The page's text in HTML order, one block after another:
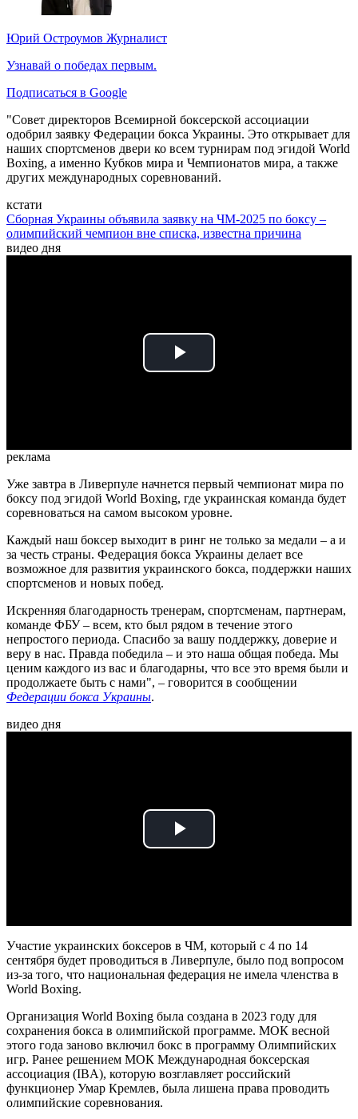
Юрий Остроумов Журналист
Узнавай о победах первым.
Подписаться в Google
"Совет директоров Всемирной боксерской ассоциации
одобрил заявку Федерации бокса Украины. Это открывает для
наших спортсменов двери ко всем турнирам под эгидой World
Boxing, а именно Кубков мира и Чемпионатов мира, а также
других международных соревнований.
кстати
Сборная Украины объявила заявку на ЧМ-2025 по боксу –
олимпийский чемпион вне списка, известна причина
видео дня
Play
реклама
Уже завтра в Ливерпуле начнется первый чемпионат мира по
боксу под эгидой World Boxing, где украинская команда будет
соревноваться на самом высоком уровне.
Каждый наш боксер выходит в ринг не только за медали – а и
за честь страны. Федерация бокса Украины делает все
возможное для развития украинского бокса, поддержки наших
спортсменов и новых побед.
Искренняя благодарность тренерам, спортсменам, партнерам,
команде ФБУ – всем, кто был рядом в течение этого
непростого периода. Спасибо за вашу поддержку, доверие и
веру в нас. Правда победила – и это наша общая победа. Мы
ценим каждого из вас и благодарны, что все это время были и
продолжаете быть с нами", – говорится в сообщении
Федерации бокса Украины.
видео дня
Play
Участие украинских боксеров в ЧМ, который с 4 по 14
сентября будет проводиться в Ливерпуле, было под вопросом
из-за того, что национальная федерация не имела членства в
World Boxing.
Организация World Boxing была создана в 2023 году для
сохранения бокса в олимпийской программе. МОК весной
этого года заново включил бокс в программу Олимпийских
игр. Ранее решением МОК Международная боксерская
ассоциация (IBA), которую возглавляет российский
функционер Умар Кремлев, была лишена права проводить
олимпийские соревнования.